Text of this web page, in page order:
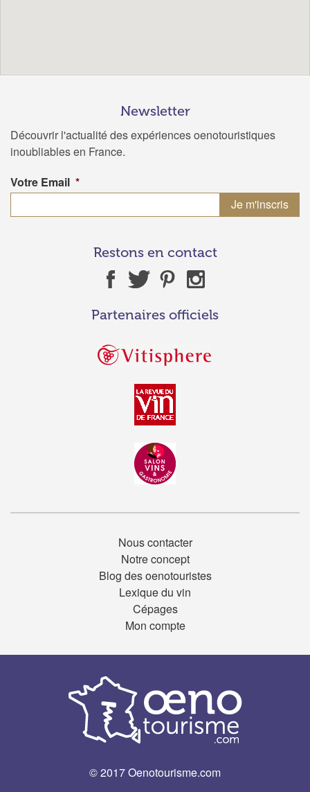
Newsletter
Découvrir l'actualité des expériences oenotouristiques
inoubliables en France.
Votre Email *
Restons en contact
Partenaires officiels
Nous contacter
Notre concept
Blog des oenotouristes
Lexique du vin
Cépages
Mon compte
© 2017 Oenotourisme.com